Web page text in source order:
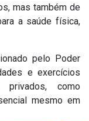
mas também de
a saúde física,
pelo Poder
e exercícios
como
mesmo em